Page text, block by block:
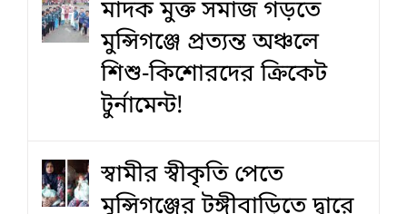
মাদক মুক্ত সমাজ গড়তে
মুন্সিগঞ্জে প্রত্যন্ত অঞ্চলে
শিশু-কিশোরদের ক্রিকেট
টুর্নামেন্ট!
স্বামীর স্বীকৃতি পেতে
মুন্সিগঞ্জের টঙ্গীবাড়িতে দ্বারে